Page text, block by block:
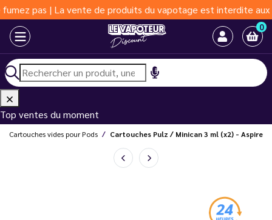
pas | La vente de produits du vapotage est interdite aux
0
Top ventes du moment
Cartouches vides pour Pods Cartouches Pulz / Minican 3 ml (x2) - Aspire